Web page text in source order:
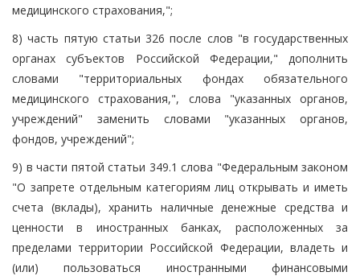
медицинского страхования,";
8) часть пятую статьи 326 после слов "в государственных
органах субъектов Российской Федерации," дополнить
словами "территориальных фондах обязательного
медицинского страхования,", слова "указанных органов,
учреждений" заменить словами "указанных органов,
фондов, учреждений";
9) в части пятой статьи 349.1 слова "Федеральным законом
"О запрете отдельным категориям лиц открывать и иметь
счета (вклады), хранить наличные денежные средства и
ценности в иностранных банках, расположенных за
пределами территории Российской Федерации, владеть и
(или) пользоваться иностранными финансовыми